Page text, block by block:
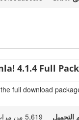
4.1.4 Full
full download
التحميل
5,619 من مرات